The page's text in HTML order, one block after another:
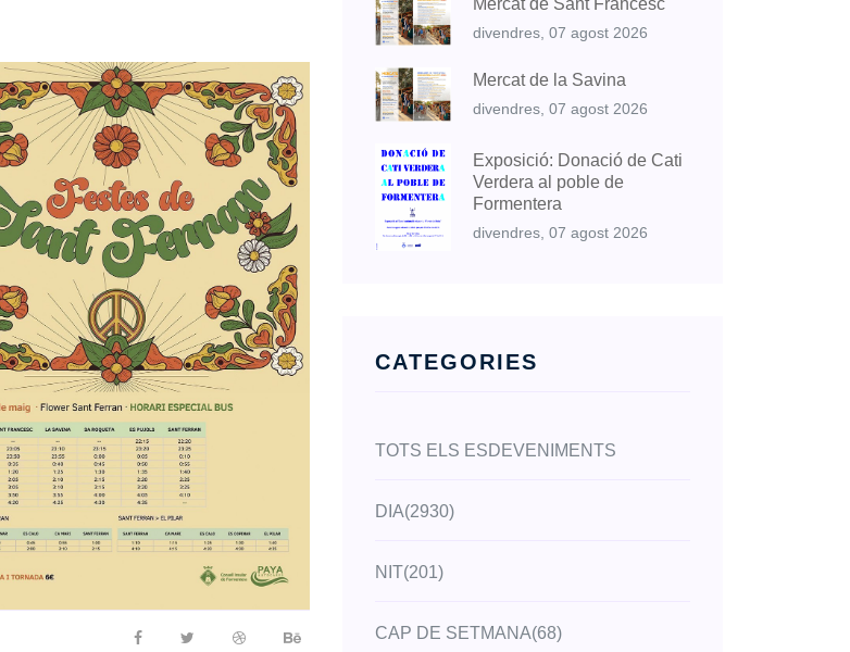
Mercat de Sant Francesc
divendres, 07 agost 2026
Mercat de la Savina
divendres, 07 agost 2026
Exposició: Donació de Cati
Verdera al poble de
Formentera
divendres, 07 agost 2026
CATEGORIES
TOTS ELS ESDEVENIMENTS
DIA(2930)
NIT(201)
CAP DE SETMANA(68)